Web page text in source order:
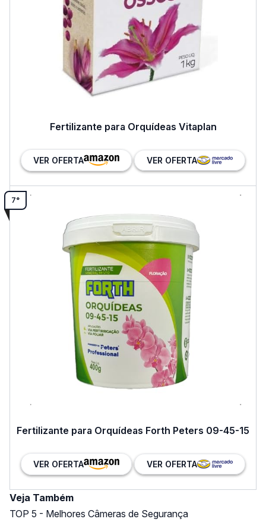
Fertilizante para Orquídeas Vitaplan
VER OFERTA VER OFERTA
7°
Fertilizante para Orquídeas Forth Peters 09-45-15
VER OFERTA VER OFERTA
Veja Também
TOP 5 - Melhores Câmeras de Segurança